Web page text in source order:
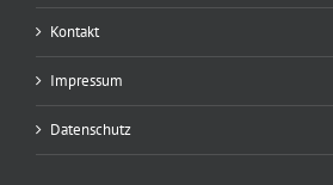
Kontakt
Impressum
Datenschutz